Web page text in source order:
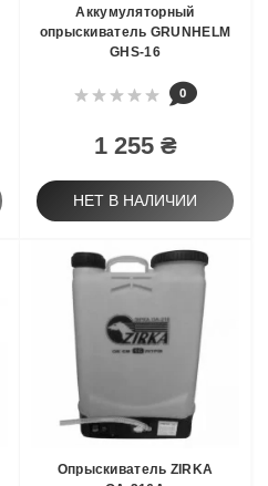
Аккумуляторный
опрыскиватель GRUNHELM
GHS-16
0
1 255 ₴
НЕТ В НАЛИЧИИ
Опрыскиватель ZIRKA